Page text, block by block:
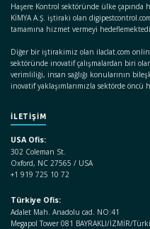
Haşere Kontrol sektöründe ülke çapında
KİMYA A.Ş. iştiraki olan
tamamına hizmet vermeyi
Diğer bir iştirakimiz olan ilaclat.com
sektöründe inovatif çalışmalardan biri
verimliliği, insan sağlığı konularının
inovatif yaklaşımlarımızla sektörde öncü
İLETİŞİM
USA Ofis:
302 Coleman St.
Oxford, NC 27565 / USA
+1 919 725 10 72
Türkiye Ofis:
Adalet Mah. Anadolu cad. NO:41
Megapol Tower 081 BAYRAKLI/İZMİR/